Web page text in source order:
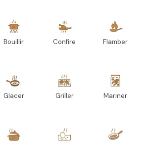
Bouillir Confire Flamber
Glacer Griller Mariner